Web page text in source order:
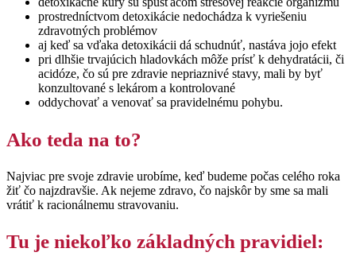
prostredníctvom detoxikácie nedochádza k vyriešeniu
zdravotných problémov
aj keď sa vďaka detoxikácii dá schudnúť, nastáva jojo efekt
pri dlhšie trvajúcich hladovkách môže prísť k dehydratácii, či
acidóze, čo sú pre zdravie nepriaznivé stavy, mali by byť
konzultované s lekárom a kontrolované
oddychovať a venovať sa pravidelnému pohybu.
Ako teda na to?
Najviac pre svoje zdravie urobíme, keď budeme počas celého roka
žiť čo najzdravšie. Ak nejeme zdravo, čo najskôr by sme sa mali
vrátiť k racionálnemu stravovaniu.
Tu je niekoľko základných pravidiel: